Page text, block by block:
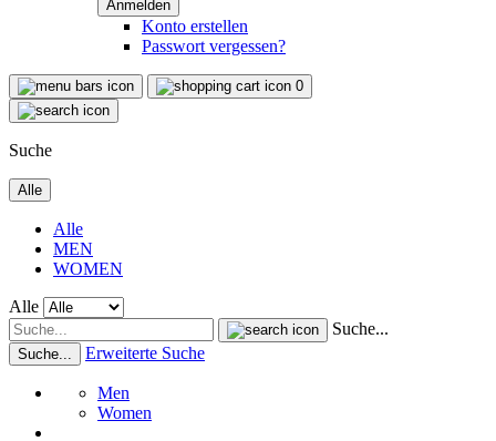
Konto erstellen
Passwort vergessen?
0
Suche
Alle
Alle
MEN
WOMEN
Alle
Suche...
Suche... Erweiterte Suche
Men
Women